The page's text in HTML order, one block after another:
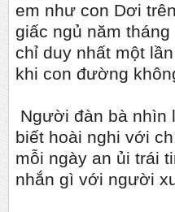
em như con Dơi
giấc ngủ năm
chỉ duy nhất một
khi con đường
Người đàn bà nhìn
biết hoài nghi với
mỗi ngày an ủi trái
nhắn gì với người